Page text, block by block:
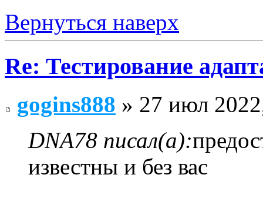
Вернуться наверх
Re: Тестирование
gogins888 » 27 июл
DNA78 писал(а):
известны и без вас